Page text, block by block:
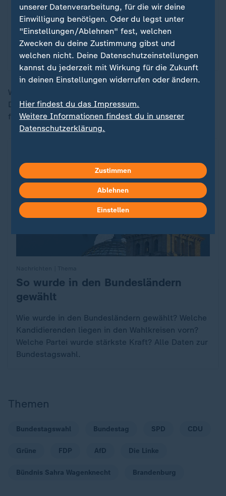
Infografiken anzeigen
Datenschutzeinstellungen anpassen
Weitere Ergebnisse zur Bundestagswahl 2025 - für
Deutschland und die Bundesländer - finden Sie in
folgenden Artikeln:
:So wurde in den Bundesländern
gewählt
Wie wurde in den Bundesländern gewählt? Welche
Kandidierenden liegen in den Wahlkreisen vorn?
Welche Partei wurde stärkste Kraft? Alle Daten zur
Bundestagswahl.
Themen
Bundestagswahl Bundestag SPD CDU
Grüne FDP AfD Die Linke
Bündnis Sahra Wagenknecht Brandenburg
unserer Datenverarbeitung, für die wir deine
Einwilligung benötigen. Oder du legst unter
"Einstellungen/Ablehnen" fest, welchen
Zwecken du deine Zustimmung gibst und
welchen nicht. Deine Datenschutzeinstellungen
kannst du jederzeit mit Wirkung für die Zukunft
in deinen Einstellungen widerrufen oder ändern.
Hier findest du das Impressum.
Weitere Informationen findest du in unserer
Datenschutzerklärung.
Zustimmen
Ablehnen
Einstellen